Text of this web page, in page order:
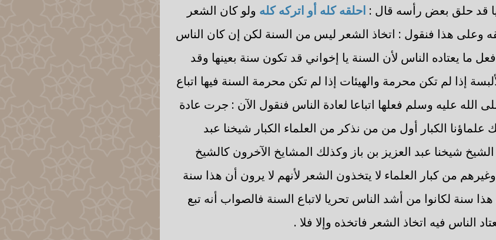
قد حلق بعض رأسه قال : احلقه كله أو اتركه كله ولو كان الشعر
وعلى هذا فنقول : اتخاذ الشعر ليس من السنة لكن إن كان الناس
ما يعتاده الناس لأن السنة يا إخواني قد تكون سنة بعينها وقد
إذا لم تكن محرمة والهيئات إذا لم تكن محرمة السنة فيها اتباع
الله عليه وسلم فعلها اتباعا لعادة الناس فنقول الآن : جرت عادة
علماؤنا الكبار أول من من نذكر من العلماء الكبار شيخنا عبد
شيخنا عبد العزيز بن باز وكذلك المشايخ الآخرون كالشيخ
من كبار العلماء لا يتخذون الشعر لأنهم لا يرون أن هذا سنة
سنة لكانوا من أشد الناس تحريا لاتباع السنة فالصواب أنه تبع
الناس فيه اتخاذ الشعر فاتخذه وإلا فلا .